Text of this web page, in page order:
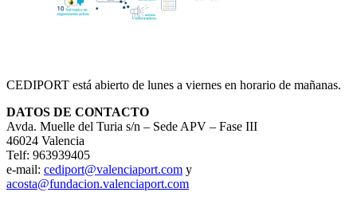
CEDIPORT está abierto de lunes a viernes en horario de mañanas.
DATOS DE CONTACTO
Avda. Muelle del Turia s/n – Sede APV – Fase III
46024 Valencia
Telf: 963939405
e-mail: cediport@valenciaport.com y
acosta@fundacion.valenciaport.com